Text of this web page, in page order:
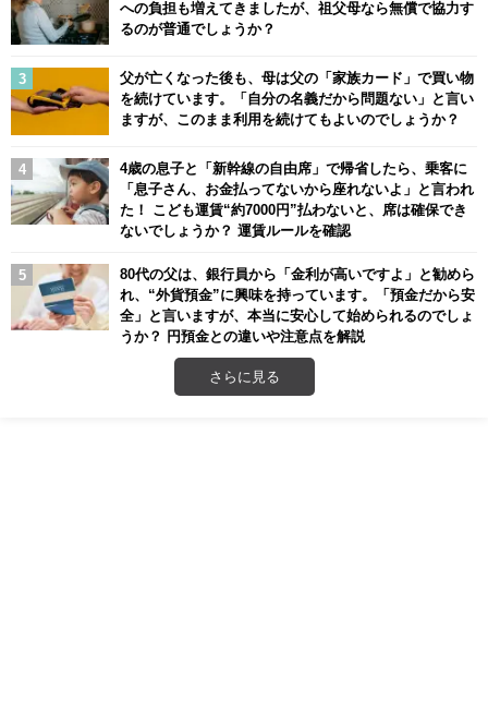
への負担も増えてきましたが、祖父母なら無償で協力す
るのが普通でしょうか？
父が亡くなった後も、母は父の「家族カード」で買い物
を続けています。「自分の名義だから問題ない」と言い
ますが、このまま利用を続けてもよいのでしょうか？
4歳の息子と「新幹線の自由席」で帰省したら、乗客に
「息子さん、お金払ってないから座れないよ」と言われ
た！ こども運賃“約7000円”払わないと、席は確保でき
ないでしょうか？ 運賃ルールを確認
80代の父は、銀行員から「金利が高いですよ」と勧めら
れ、“外貨預金”に興味を持っています。「預金だから安
全」と言いますが、本当に安心して始められるのでしょ
うか？ 円預金との違いや注意点を解説
さらに見る